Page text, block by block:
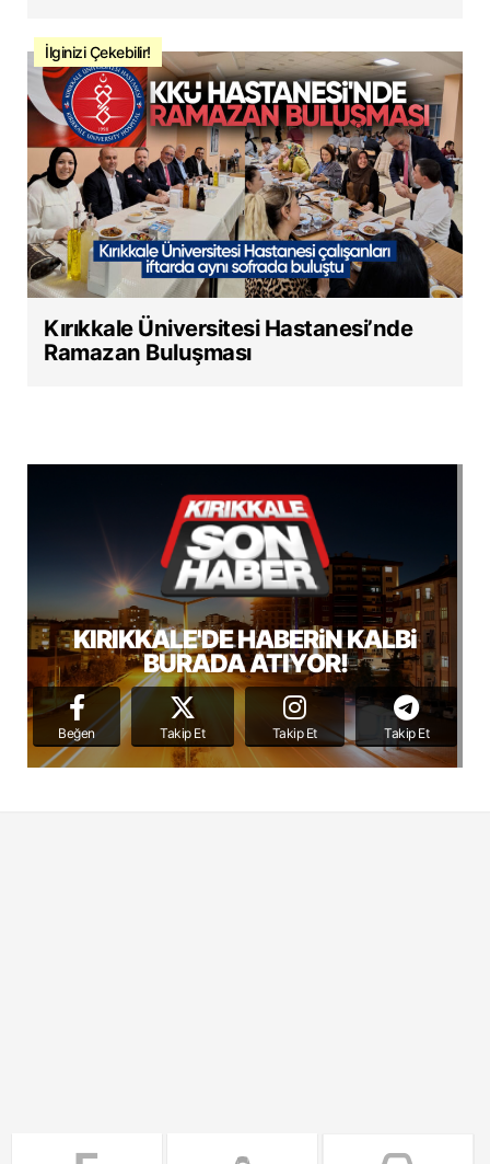
İlginizi Çekebilir!
Kırıkkale Üniversitesi Hastanesi’nde
Ramazan Buluşması
KIRIKKALE'DE HABERiN KALBi
BURADA ATIYOR!
Beğen Takip Et Takip Et Takip Et